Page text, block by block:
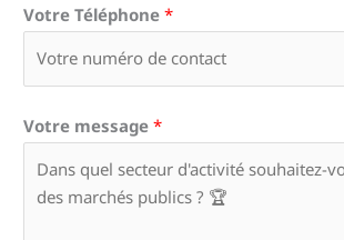
Votre Téléphone *
Votre message *